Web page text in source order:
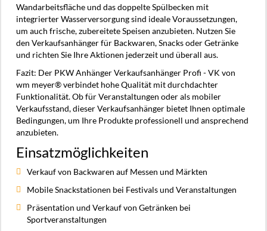
Wandarbeitsfläche und das doppelte Spülbecken mit
integrierter Wasserversorgung sind ideale Voraussetzungen,
um auch frische, zubereitete Speisen anzubieten. Nutzen Sie
den Verkaufsanhänger für Backwaren, Snacks oder Getränke
und richten Sie Ihre Aktionen jederzeit und überall aus.
Fazit: Der PKW Anhänger Verkaufsanhänger Profi - VK von
wm meyer® verbindet hohe Qualität mit durchdachter
Funktionalität. Ob für Veranstaltungen oder als mobiler
Verkaufsstand, dieser Verkaufsanhänger bietet Ihnen optimale
Bedingungen, um Ihre Produkte professionell und ansprechend
anzubieten.
Einsatzmöglichkeiten
Verkauf von Backwaren auf Messen und Märkten
Mobile Snackstationen bei Festivals und Veranstaltungen
Präsentation und Verkauf von Getränken bei
Sportveranstaltungen